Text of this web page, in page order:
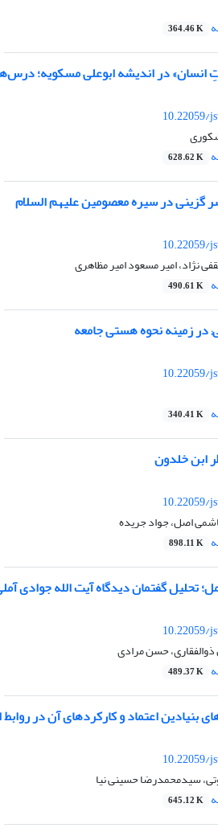
364.46 K
انسان» در اندیشه ابوعلی مسکویه؛
10.22059/
628.62 K
گزینی در سیره معصومین علیهم السلام
10.22059/
نژاد، امیر مسعود امیر مظاهری
490.61 K
در زمینه نحوه هستی جامعه
10.22059/
340.41 K
ابن خلدون
10.22059/
اصل، جواد جریده
898.11 K
تحلیل گفتمان دیدگاه آیت الله جوادی
10.22059/
حسن مرادی
489.37 K
بنیادین اعتماد و کارکردهای آن در
10.22059/
سیدمحمدرضا حسینی نیا
645.12 K